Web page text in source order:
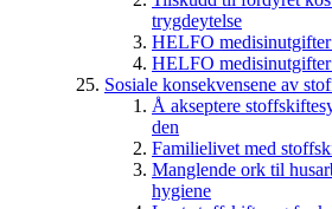
trygdeytelse
HELFO medisinutgifter
HELFO
Sosiale konsekvensene av
Å akseptere
den
Familielivet med
Manglende ork til
hygiene